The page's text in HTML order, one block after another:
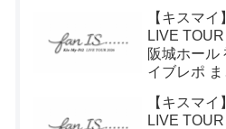
【キスマ
LIVE
阪城ホール
イブレポ ま
【キスマ
LIVE